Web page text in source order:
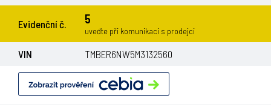
Evidenční č. 5
uveďte při komunikaci s prodejci
VIN TMBER6NW5M3132560